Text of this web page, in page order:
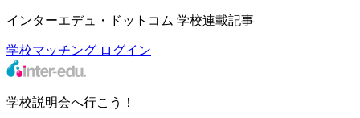
インターエデュ・ドットコム 学校連載記事
学校マッチング ログイン
学校説明会へ行こう！